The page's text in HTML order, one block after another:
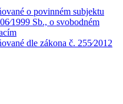
o povinném subjektu
Sb., o svobodném
dle zákona č. 255⁄2012